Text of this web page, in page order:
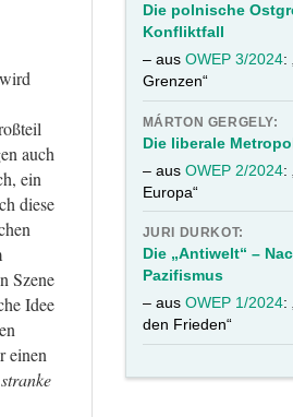
auch
ein
diese
Szene
Idee
einen
Die polnische
Konfliktfall
– aus OWEP 3/2024:
Grenzen“
MÁRTON GERGELY:
Die liberale
– aus OWEP 2/2024:
Europa“
JURI DURKOT:
Die „Antiwelt“ –
Pazifismus
– aus OWEP 1/2024:
den Frieden“